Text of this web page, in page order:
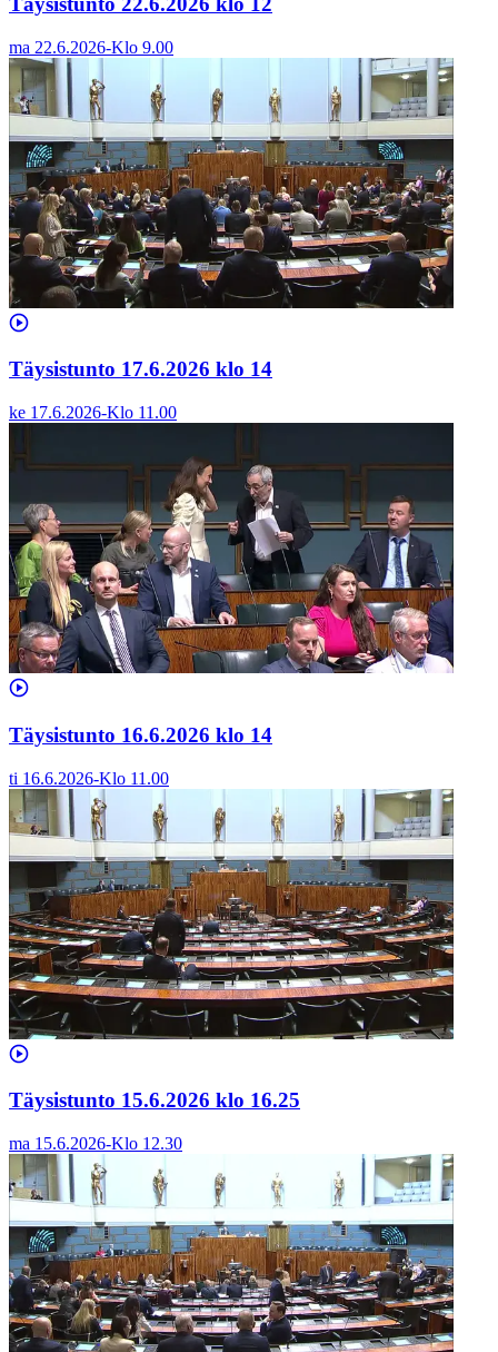
ma 22.6.2026-Klo 9.00
Täysistunto 17.6.2026 klo 14
ke 17.6.2026-Klo 11.00
Täysistunto 16.6.2026 klo 14
ti 16.6.2026-Klo 11.00
Täysistunto 15.6.2026 klo 16.25
ma 15.6.2026-Klo 12.30